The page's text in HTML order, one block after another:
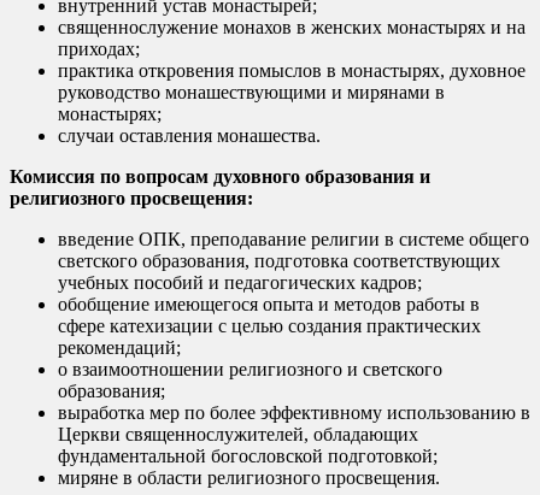
внутренний устав монастырей;
священнослужение монахов в женских монастырях и на
приходах;
практика откровения помыслов в монастырях, духовное
руководство монашествующими и мирянами в
монастырях;
случаи оставления монашества.
Комиссия по вопросам духовного образования и
религиозного просвещения:
введение ОПК, преподавание религии в системе общего
светского образования, подготовка соответствующих
учебных пособий и педагогических кадров;
обобщение имеющегося опыта и методов работы в
сфере катехизации с целью создания практических
рекомендаций;
о взаимоотношении религиозного и светского
образования;
выработка мер по более эффективному использованию в
Церкви священнослужителей, обладающих
фундаментальной богословской подготовкой;
миряне в области религиозного просвещения.